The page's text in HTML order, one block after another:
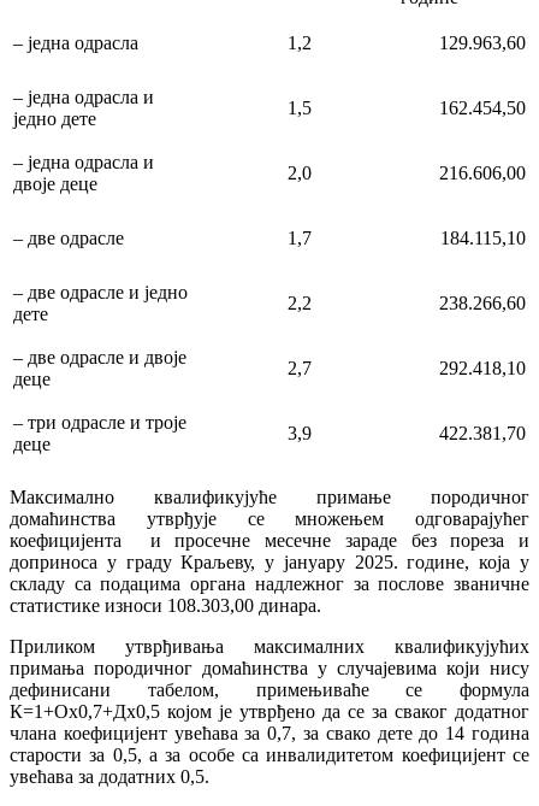
– једна одрасла 1,2 129.963,60
– jедна одрасла и
једно дете
1,5 162.454,50
– једна одрасла и
двоје деце
2,0 216.606,00
– две одрасле 1,7 184.115,10
– две одрасле и једно
дете
2,2 238.266,60
– две одрасле и двоје
деце
2,7 292.418,10
– три одрасле и троје
деце
3,9 422.381,70
Максимално квалификујуће примање породичног
домаћинства утврђује се множењем одговарајућег
коефицијента и просечне месечне зараде без пореза и
доприноса у граду Краљеву, у јануару 2025. године, која у
складу са подацима органа надлежног за послове званичне
статистике износи 108.303,00 динара.
Приликом утврђивања максималних квалификујућих
примања породичног домаћинства у случајевима који нису
дефинисани табелом, примењиваће се формула
К=1+Ox0,7+Дx0,5 којом је утврђено да се за сваког додатног
члана коефицијент увећава за 0,7, за свако дете до 14 година
старости за 0,5, а за особе са инвалидитетом коефицијент се
увећава за додатних 0,5.